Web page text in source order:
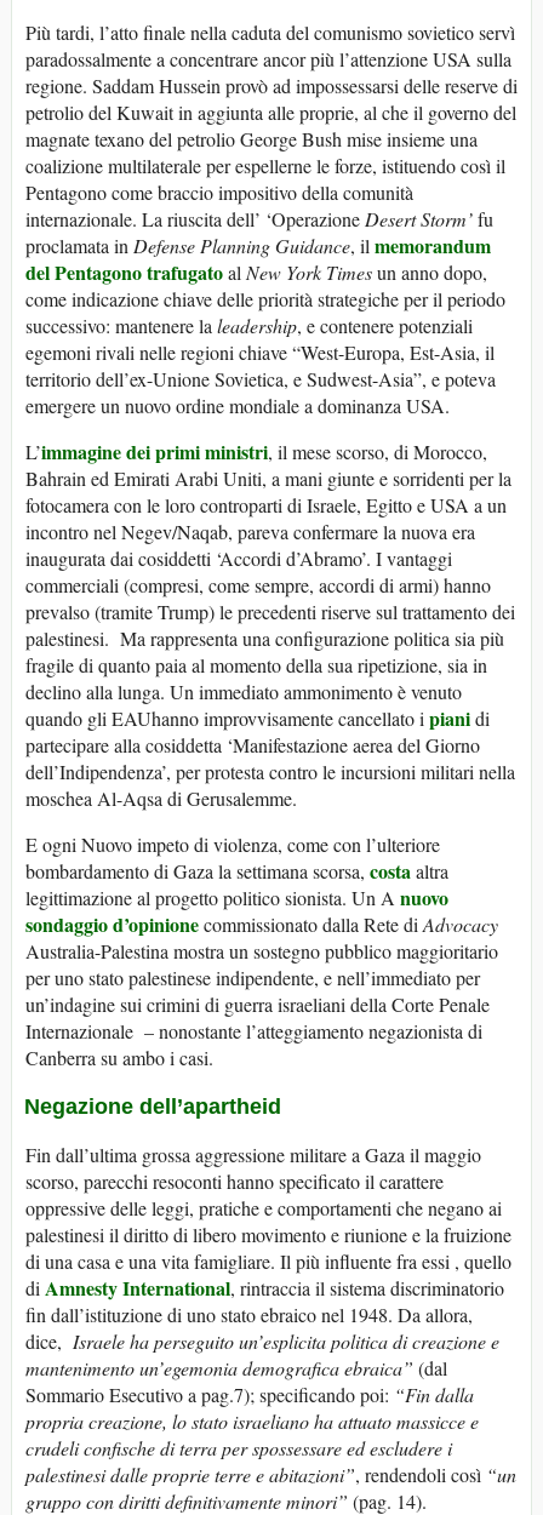
Più tardi, l’atto finale nella caduta del comunismo sovietico servì
paradossalmente a concentrare ancor più l’attenzione USA sulla
regione. Saddam Hussein provò ad impossessarsi delle reserve di
petrolio del Kuwait in aggiunta alle proprie, al che il governo del
magnate texano del petrolio George Bush mise insieme una
coalizione multilaterale per espellerne le forze, istituendo così il
Pentagono come braccio impositivo della comunità
internazionale. La riuscita dell’ ‘Operazione Desert Storm’fu
proclamata in Defense Planning Guidance, il memorandum
del Pentagono trafugatoal New York Timesun anno dopo,
come indicazione chiave delle priorità strategiche per il periodo
successivo: mantenere la leadership, e contenere potenziali
egemoni rivali nelle regioni chiave “West-Europa, Est-Asia, il
territorio dell’ex-Unione Sovietica, e Sudwest-Asia”, e poteva
emergere un nuovo ordine mondiale a dominanza USA.
L’immagine dei primi ministri, il mese scorso, di Morocco,
Bahrain ed Emirati Arabi Uniti, a mani giunte e sorridenti per la
fotocamera con le loro controparti di Israele, Egitto e USA a un
incontro nel Negev/Naqab, pareva confermare la nuova era
inaugurata dai cosiddetti ‘Accordi d’Abramo’. I vantaggi
commerciali (compresi, come sempre, accordi di armi) hanno
prevalso (tramite Trump) le precedenti riserve sul trattamento dei
palestinesi. Ma rappresenta una configurazione politica sia più
fragile di quanto paia al momento della sua ripetizione, sia in
declino alla lunga. Un immediato ammonimento è venuto
quando gli EAUhanno improvvisamente cancellato i pianidi
partecipare alla cosiddetta ‘Manifestazione aerea del Giorno
dell’Indipendenza’, per protesta contro le incursioni militari nella
moschea Al-Aqsa di Gerusalemme.
E ogni Nuovo impeto di violenza, come con l’ulteriore
bombardamento di Gaza la settimana scorsa, costa altra
legittimazione al progetto politico sionista. Un A nuovo
sondaggio d’opinionecommissionato dalla Rete di Advocacy
Australia-Palestina mostra un sostegno pubblico maggioritario
per uno stato palestinese indipendente, e nell’immediato per
un’indagine sui crimini di guerra israeliani della Corte Penale
Internazionale – nonostante l’atteggiamento negazionista di
Canberra su ambo i casi.
Negazione dell’apartheid
Fin dall’ultima grossa aggressione militare a Gaza il maggio
scorso, parecchi resoconti hanno specificato il carattere
oppressive delle leggi, pratiche e comportamenti che negano ai
palestinesi il diritto di libero movimento e riunione e la fruizione
di una casa e una vita famigliare. Il più influente fra essi , quello
di Amnesty International, rintraccia il sistema discriminatorio
fin dall’istituzione di uno stato ebraico nel 1948. Da allora,
dice, Israele ha perseguito un’esplicita politica di creazione e
mantenimento un’egemonia demografica ebraica” (dal
Sommario Esecutivo a pag.7); specificando poi: “Fin dalla
propria creazione, lo stato israeliano ha attuato massicce e
crudeli confische di terra per spossessare ed escludere i
palestinesi dalle proprie terre e abitazioni”, rendendoli così “un
gruppo con diritti definitivamente minori” (pag. 14).